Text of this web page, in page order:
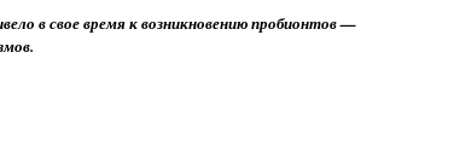
в свое время к возникновению пробионтов —